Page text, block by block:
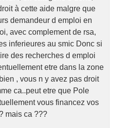
à cette aide malgre que
demandeur d emploi en
avec complement de rsa,
inferieures au smic Donc si
des recherches d emploi
etre dans la zone
, vous n y avez pas droit
ca..peut etre que Pole
vous financez vos
mais ca ???